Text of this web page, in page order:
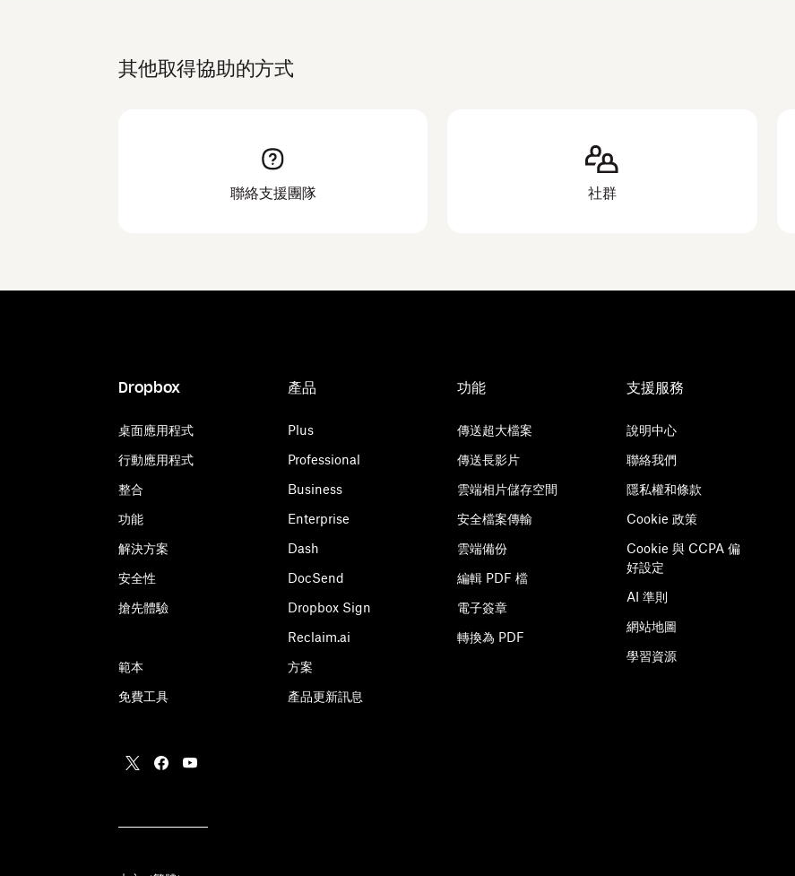
其他取得協助的方式
聯絡支援團隊 社群
Dropbox
桌面應用程式
行動應用程式
整合
功能
解決方案
安全性
搶先體驗
範本
免費工具
產品
Plus
Professional
Business
Enterprise
Dash
DocSend
Dropbox Sign
Reclaim.ai
方案
產品更新訊息
功能
傳送超大檔案
傳送長影片
雲端相片儲存空間
安全檔案傳輸
雲端備份
編輯 PDF 檔
電子簽章
轉換為 PDF
支援服務
說明中心
聯絡我們
隱私權和條款
Cookie 政策
Cookie 與 CCPA 偏
好設定
AI 準則
網站地圖
學習資源